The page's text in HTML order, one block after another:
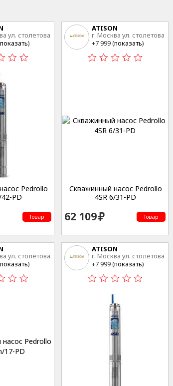
ул. столетова
показать)
Pedrollo
42-PD
Товар
ATISON
г. Москва ул. столетова
15
+7 999 (показать)
Скважинный насос Pedrollo
4SR 6/31-PD
62 109 Товар
ул. столетова
показать)
ATISON
г. Москва ул. столетова
15
+7 999 (показать)